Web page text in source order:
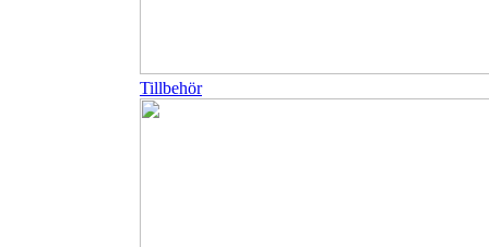
Tillbehör